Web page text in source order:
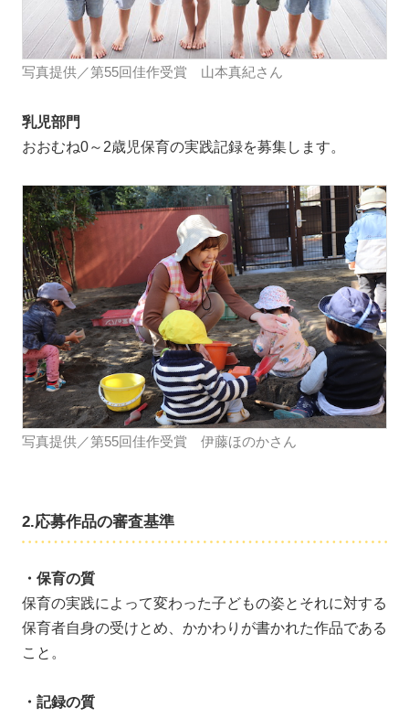
写真提供／第55回佳作受賞 山本真紀さん
乳児部門
おおむね0～2歳児保育の実践記録を募集します。
写真提供／第55回佳作受賞 伊藤ほのかさん
2.応募作品の審査基準
・保育の質
保育の実践によって変わった子どもの姿とそれに対する
保育者自身の受けとめ、かかわりが書かれた作品である
こと。
・記録の質